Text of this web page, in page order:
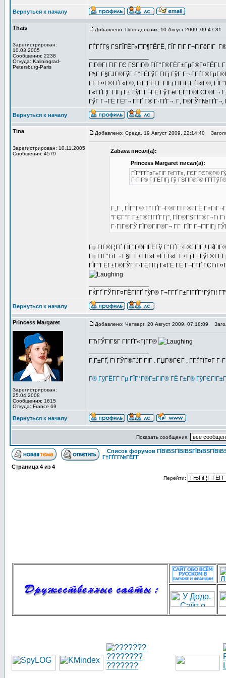
Вернуться к началу
Thais
Зарегистрирован:
10.03.2005
Сообщения: 2238
Откуда: Kaliningrad-
Petersburg-Paris
Добавлено: Понедельник, 10 Август 2009, 09:47:31
ГЃГҐГ§ ГЅГЇГЁГ«ГїГ¶ГЁГЁ, ГЇГ ГІГ Г¬ГіГёГІГ
Г‚Г®ГІ ГІГ ГЄ ГЅГІГ® ГЇГ°Г®ГЁГ±ГµГ®Г¤ГЁГІ.
ГђГ Г§ГЈГ®ГўГ Г°ГЁГўГ ГІГј ГўГ Г¬
Г­Г Г¤Г®ГҐГ«Г®, ГіГ¦ГЁГ­Г ГІГј ГІГїГ¦ГҐГ«Г®,
Г«ГҐГ¦Г ГІГј Г± ГўГ Г¬ГЁ Гў ГёГЁГ°Г®ГЄГ®Г¬
ГўГ Г¬ГЁ ГЁГ¬ Г­ГҐ Г® Г·ГҐГ¬. Г‚ Г®ГЎГ№ГҐГ¬,
Вернуться к началу
Tina
Зарегистрирован: 10.11.2005
Сообщения: 4579
Добавлено: Среда, 19 Август 2009, 22:14:40
Zabava писал(а):
Princess Margaret писал(а):
ГЇГ°ГҐГ¤Г±ГІГ Г«ГїГѕ, ГЄГ ГЄГ®Г©
Г·ГІГ® Г¦ГЁГІГј Гў ГЅГІГ®Г©
Г„Г , ГЇГ°Г® Г°ГҐГ¬Г®Г­ГІ Г®Г­ГЁ
"ГЄГ°Г Г±Г®ГІГҐГ­Гј", ГЇГ®ГЅГІГ®Г¬Гі
Г·ГІГ®ГЎ ГЇГ®ГІГ®Г¬ Г­Г ГЇГ Г¬ГїГІГј
Гџ ГІГ®Г¦ГҐ ГЇГ°Г®ГІГЁГў Г°ГҐГ¬Г®Г­ГІГ !
Гџ ГЇГ°ГїГ¬ Г§Г Г±ГІГ»Г¤ГЁГ«Г Г±Гј
ГЇГ°ГЁГ±Г®ГЎГ Г·ГЁГІГј Г«ГЁ ГЁ Г¬Г­ГҐ
ГЌГҐ ГЎГіГ¤ГЁГІГҐ ГўГ® Г¬Г­ГҐ Г±ГІГҐГ°ГўГі!
Вернуться к началу
Princess Margaret
Зарегистрирован:
25.04.2008
Сообщения: 1615
Откуда: France 69
Добавлено: Четверг, 20 Август 2009, 07:18:09
ГЋГЎГїГ§Г ГІГҐГ«ГјГ­Г®
Г‚Г±ГҐ, Гї ГЎГ®ГЈГ ГІГ . ГЏГ®ГЄГ , Г­ГҐГіГ¤Г
Г® ГўГЁГ­Г Гµ ГЇГ°Г®Г±ГІГ® ГЁ Г±Г®
Вернуться к началу
Показать сообщения:
Список форумов
Г†ГҐГ­Г№ГЁГ­Г
Страница 4 из 4
Перейти: